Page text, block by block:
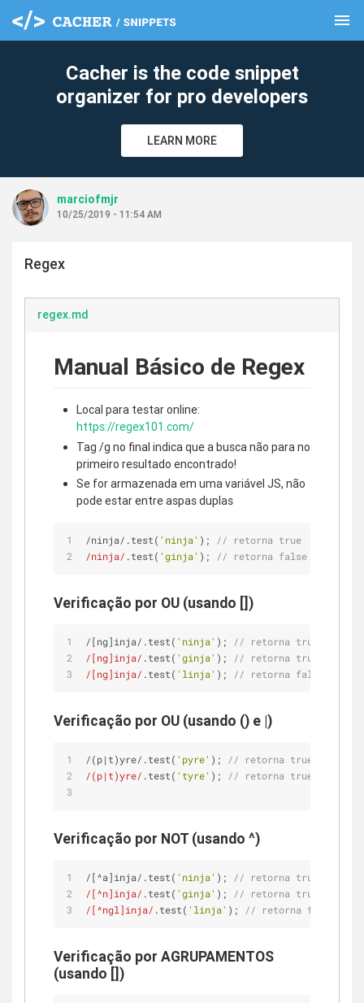
menu
Cacher is the code snippet
organizer for pro developers
LEARN MORE
marciofmjr
10/25/2019 - 11:54 AM
Regex
regex.md
Manual Básico de Regex
Local para testar online:
https://regex101.com/
Tag /g no final indica que a busca não para no
primeiro resultado encontrado!
Se for armazenada em uma variável JS, não
pode estar entre aspas duplas
/ninja/.test( 'ninja' );
// retorna true
/ninja/ .test( 'ginja' ); // retorna false
Verificação por OU (usando [])
/[ng]inja/.test( 'ninja' );
// retorna true
/[ng]inja/ .test( 'ginja' );
// retorna true
/[ng]inja/ .test( 'linja' ); // retorna false
Verificação por OU (usando () e |)
/(p|t)yre/.test( 'pyre' );
// retorna true
/(p|t)yre/ .test( 'tyre' ); // retorna true
Verificação por NOT (usando ^)
/[^a]inja/.test( 'ninja' );
// retorna true
/[^n]inja/ .test( 'ginja' );
// retorna true
/[^ngl]inja/ .test( 'linja' ); // retorna false
Verificação por AGRUPAMENTOS
(usando [])
clear